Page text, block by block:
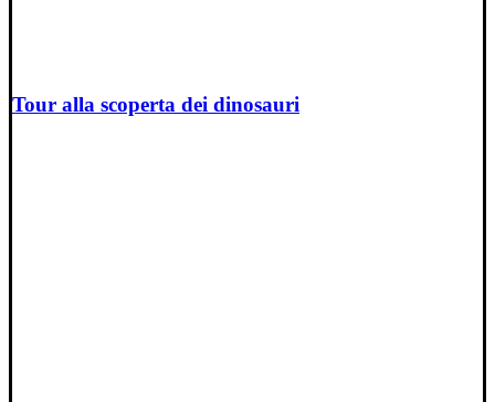
Tour alla scoperta dei dinosauri